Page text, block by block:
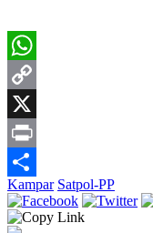
WhatsApp
Copy
Link
X
Print
Share
Kampar Satpol-PP